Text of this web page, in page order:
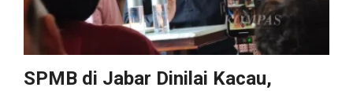
SPMB di Jabar Dinilai Kacau,